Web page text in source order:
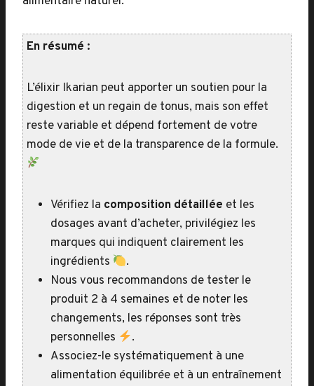
En résumé :
L’élixir Ikarian peut apporter un soutien pour la
digestion et un regain de tonus, mais son effet
reste variable et dépend fortement de votre
mode de vie et de la transparence de la formule.
Vérifiez la composition détaillée et les
dosages avant d’acheter, privilégiez les
marques qui indiquent clairement les
ingrédients
.
Nous vous recommandons de tester le
produit 2 à 4 semaines et de noter les
changements, les réponses sont très
personnelles
.
Associez-le systématiquement à une
alimentation équilibrée et à un entraînement